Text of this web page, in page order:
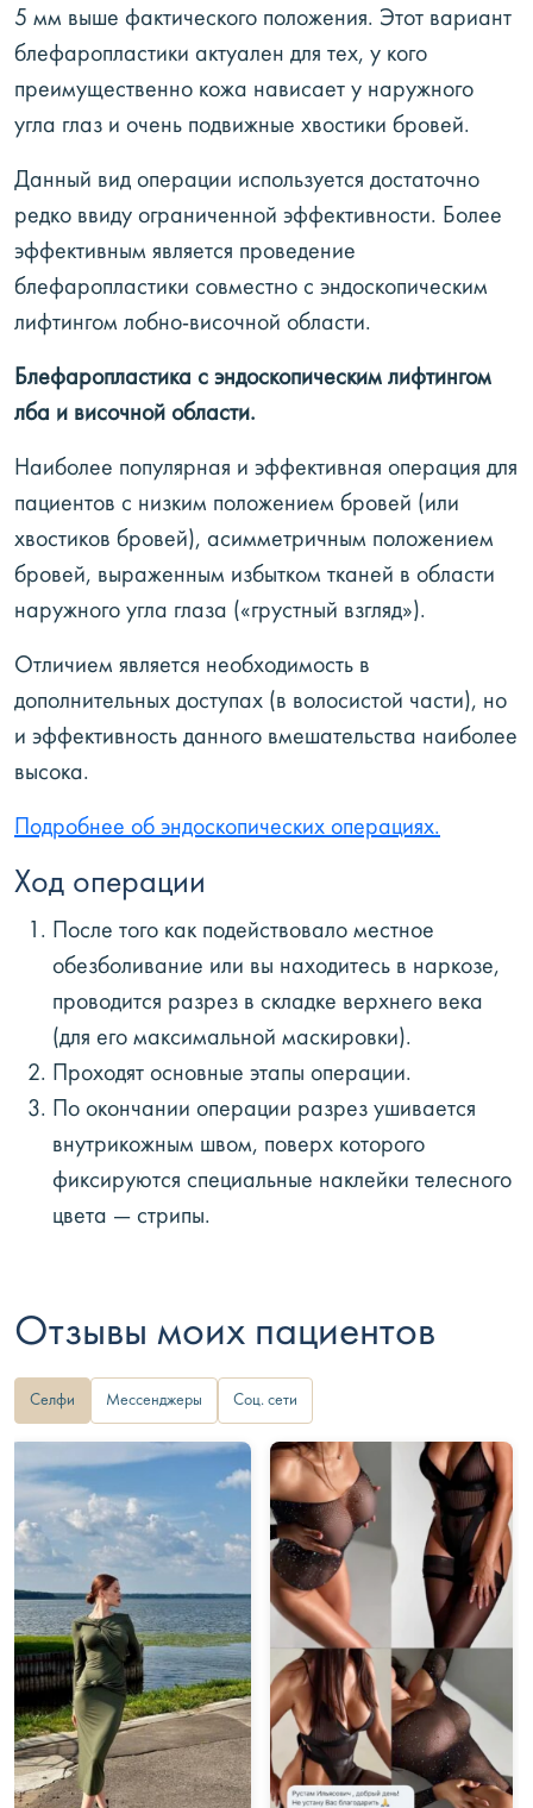
5 мм выше фактического положения. Этот вариант
блефаропластики актуален для тех, у кого
преимущественно кожа нависает у наружного
угла глаз и очень подвижные хвостики бровей.
Данный вид операции используется достаточно
редко ввиду ограниченной эффективности. Более
эффективным является проведение
блефаропластики совместно с эндоскопическим
лифтингом лобно-височной области.
Блефаропластика с эндоскопическим лифтингом
лба и височной области.
Наиболее популярная и эффективная операция для
пациентов с низким положением бровей (или
хвостиков бровей), асимметричным положением
бровей, выраженным избытком тканей в области
наружного угла глаза («грустный взгляд»).
Отличием является необходимость в
дополнительных доступах (в волосистой части), но
и эффективность данного вмешательства наиболее
высока.
Подробнее об эндоскопических операциях.
Ход операции
После того как подействовало местное
обезболивание или вы находитесь в наркозе,
проводится разрез в складке верхнего века
(для его максимальной маскировки).
Проходят основные этапы операции.
По окончании операции разрез ушивается
внутрикожным швом, поверх которого
фиксируются специальные наклейки телесного
цвета — стрипы.
Отзывы моих пациентов
Селфи Мессенджеры Соц. сети